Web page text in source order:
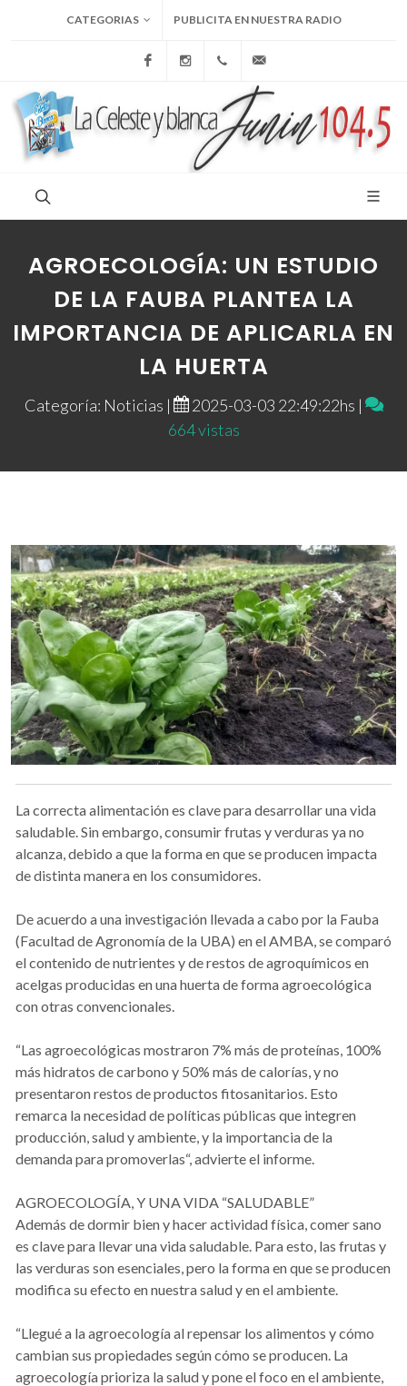
CATEGORIAS PUBLICITA EN NUESTRA RADIO
FacebookInstagram+54 9 236 465-4833
AGROECOLOGÍA: UN ESTUDIO
DE LA FAUBA PLANTEA LA
IMPORTANCIA DE APLICARLA EN
LA HUERTA
Categoría: Noticias |
2025-03-03 22:49:22hs |
664 vistas
La correcta alimentación es clave para desarrollar una vida
saludable. Sin embargo, consumir frutas y verduras ya no
alcanza, debido a que la forma en que se producen impacta
de distinta manera en los consumidores.
De acuerdo a una investigación llevada a cabo por la Fauba
(Facultad de Agronomía de la UBA) en el AMBA, se comparó
el contenido de nutrientes y de restos de agroquímicos en
acelgas producidas en una huerta de forma agroecológica
con otras convencionales.
“Las agroecológicas mostraron 7% más de proteínas, 100%
más hidratos de carbono y 50% más de calorías, y no
presentaron restos de productos fitosanitarios. Esto
remarca la necesidad de políticas públicas que integren
producción, salud y ambiente, y la importancia de la
demanda para promoverlas“, advierte el informe.
AGROECOLOGÍA, Y UNA VIDA “SALUDABLE”
Además de dormir bien y hacer actividad física, comer sano
es clave para llevar una vida saludable. Para esto, las frutas y
las verduras son esenciales, pero la forma en que se producen
modifica su efecto en nuestra salud y en el ambiente.
“Llegué a la agroecología al repensar los alimentos y cómo
cambian sus propiedades según cómo se producen. La
agroecología prioriza la salud y pone el foco en el ambiente,